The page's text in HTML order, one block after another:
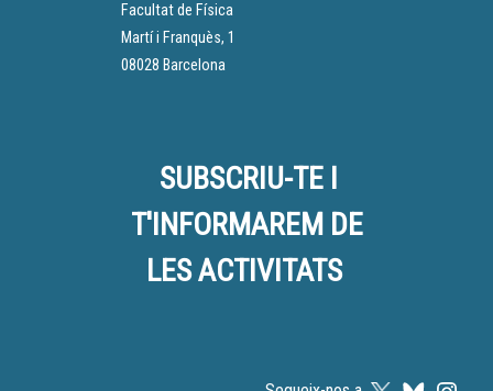
Facultat de Física
Martí i Franquès, 1
08028 Barcelona
SUBSCRIU-TE I
T'INFORMAREM DE
LES ACTIVITATS